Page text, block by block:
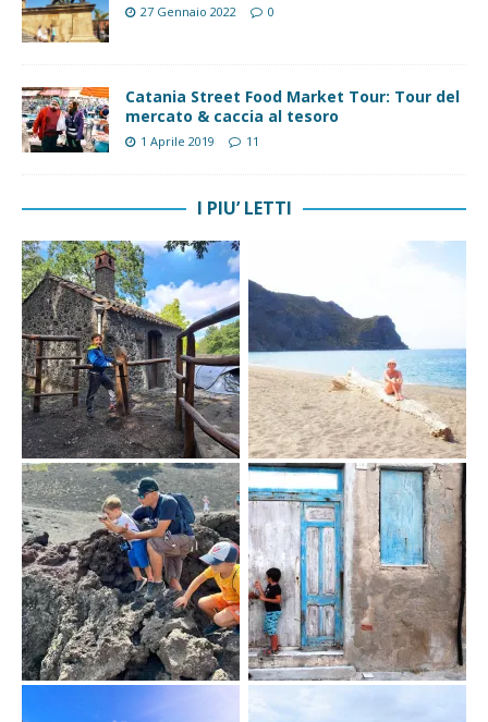
27 Gennaio 2022 0
Catania Street Food Market Tour: Tour del
mercato & caccia al tesoro
1 Aprile 2019 11
I PIU’ LETTI